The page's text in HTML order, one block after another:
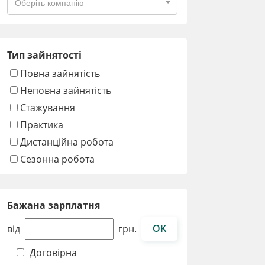
Тип зайнятості
Повна зайнятість
Неповна зайнятість
Стажування
Практика
Дистанційна робота
Сезонна робота
Бажана зарплатня
від
грн.
OK
Договірна